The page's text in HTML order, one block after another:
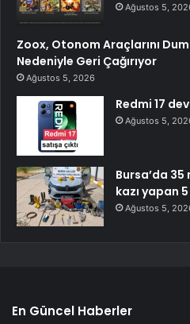
Ağustos 5,
Zoox, Otonom Araçlarını
Nedeniyle Geri Çağırıyor
Ağustos 5, 2026
Redmi 17
Ağustos 5,
Bursa’da
kazı yapan
Ağustos 5,
En Güncel Haberler